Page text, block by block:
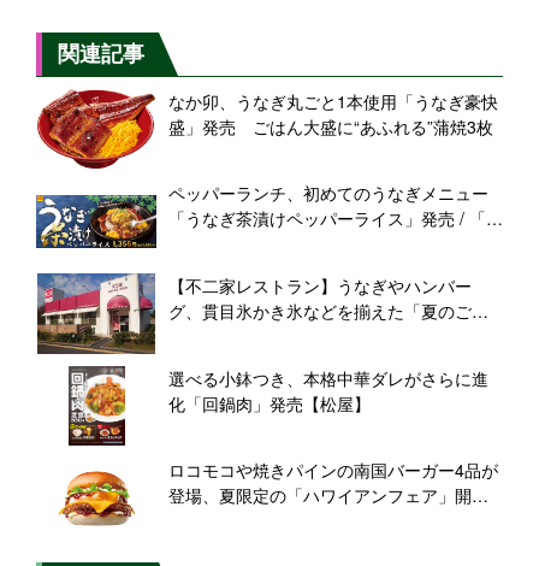
関連記事
なか卯、うなぎ丸ごと1本使用「うなぎ豪快
盛」発売 ごはん大盛に“あふれる”蒲焼3枚
ペッパーランチ、初めてのうなぎメニュー
「うなぎ茶漬けペッパーライス」発売 / 「カ
【不二家レストラン】うなぎやハンバー
グ、貫目氷かき氷などを揃えた「夏のごち
選べる小鉢つき、本格中華ダレがさらに進
化「回鍋肉」発売【松屋】
ロコモコや焼きパインの南国バーガー4品が
登場、夏限定の「ハワイアンフェア」開催